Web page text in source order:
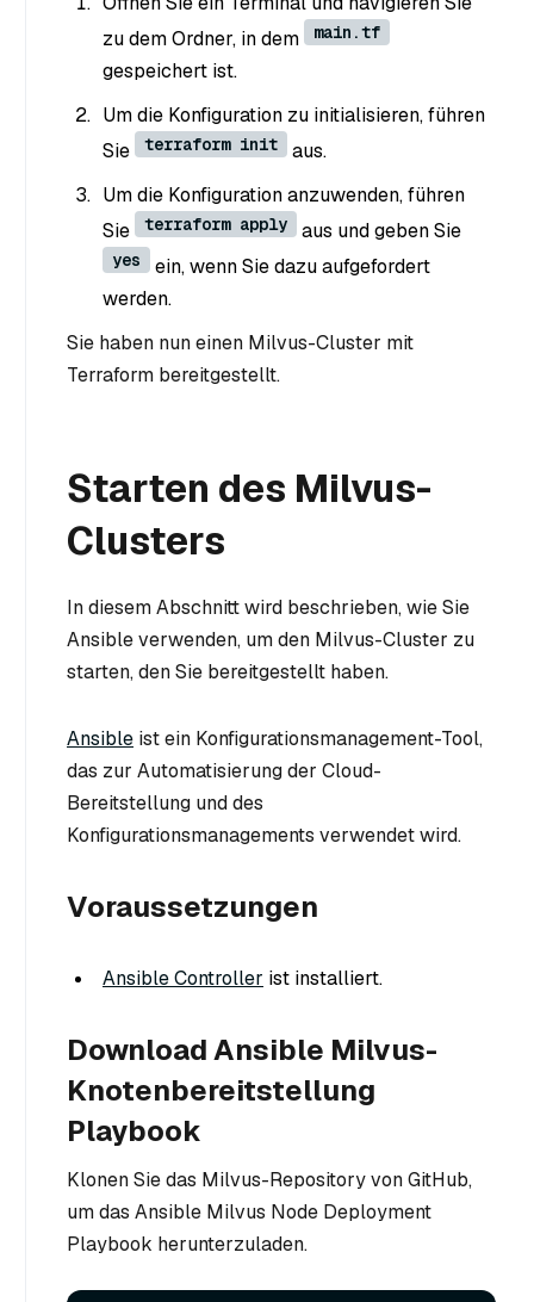
zu dem Ordner, in dem
main.tf
gespeichert ist.
Um die Konfiguration zu initialisieren, führen
Sie
terraform init
aus.
Um die Konfiguration anzuwenden, führen
Sie
terraform apply aus und geben Sie
yes
ein, wenn Sie dazu aufgefordert
werden.
Sie haben nun einen Milvus-Cluster mit
Terraform bereitgestellt.
Starten des Milvus-
Clusters
In diesem Abschnitt wird beschrieben, wie Sie
Ansible verwenden, um den Milvus-Cluster zu
starten, den Sie bereitgestellt haben.
Ansible ist ein Konfigurationsmanagement-Tool,
das zur Automatisierung der Cloud-
Bereitstellung und des
Konfigurationsmanagements verwendet wird.
Voraussetzungen
Ansible Controller ist installiert.
Download Ansible Milvus-
Knotenbereitstellung
Playbook
Klonen Sie das Milvus-Repository von GitHub,
um das Ansible Milvus Node Deployment
Playbook herunterzuladen.